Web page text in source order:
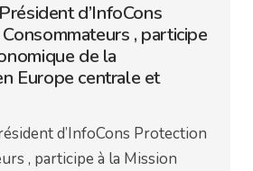
d’InfoCons
, participe
de la
Europe centrale et
d’InfoCons Protection
, participe à la Mission